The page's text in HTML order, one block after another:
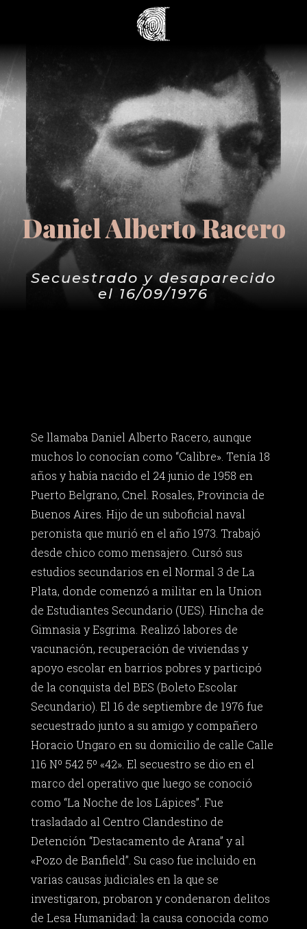
Daniel Alberto Racero
Secuestrado y desaparecido
el 16/09/1976
Se llamaba Daniel Alberto Racero, aunque
muchos lo conocían como “Calibre». Tenía 18
años y había nacido el 24 junio de 1958 en
Puerto Belgrano, Cnel. Rosales, Provincia de
Buenos Aires. Hijo de un suboficial naval
peronista que murió en el año 1973. Trabajó
desde chico como mensajero. Cursó sus
estudios secundarios en el Normal 3 de La
Plata, donde comenzó a militar en la Union
de Estudiantes Secundario (UES). Hincha de
Gimnasia y Esgrima. Realizó labores de
vacunación, recuperación de viviendas y
apoyo escolar en barrios pobres y participó
de la conquista del BES (Boleto Escolar
Secundario). El 16 de septiembre de 1976 fue
secuestrado junto a su amigo y compañero
Horacio Ungaro en su domicilio de calle Calle
116 Nº 542 5º «42». El secuestro se dio en el
marco del operativo que luego se conoció
como “La Noche de los Lápices”. Fue
trasladado al Centro Clandestino de
Detención “Destacamento de Arana” y al
«Pozo de Banfield”. Su caso fue incluido en
varias causas judiciales en la que se
investigaron, probaron y condenaron delitos
de Lesa Humanidad: la causa conocida como